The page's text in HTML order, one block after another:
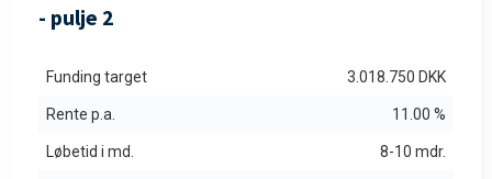
- pulje 2
Funding target 3.018.750 DKK
Rente p.a. 11.00 %
Løbetid i md. 8-10 mdr.